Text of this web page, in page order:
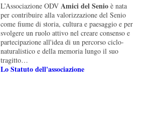
L’Associazione ODV Amici del Senioè nata
per contribuire alla valorizzazione del Senio
come fiume di storia, cultura e paesaggio e per
svolgere un ruolo attivo nel creare consenso e
partecipazione all'idea di un percorso ciclo-
naturalistico e della memoria lungo il suo
tragitto…
Lo Statuto dell'associazione